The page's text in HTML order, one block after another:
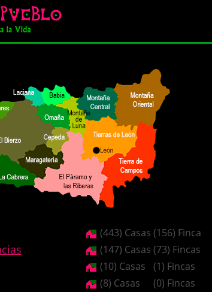
(443) Casas (156) Fincas
(147) Casas (73) Fincas
(10) Casas (1) Fincas
(8) Casas (0) Fincas